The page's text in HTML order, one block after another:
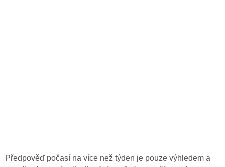
Předpověď počasí na více než týden je pouze výhledem a